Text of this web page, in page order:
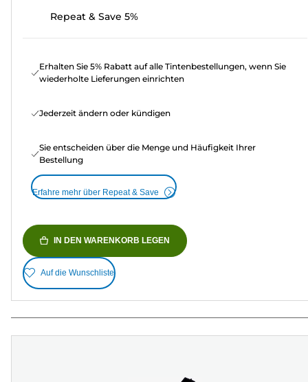
Repeat & Save 5%
Erhalten Sie 5% Rabatt auf alle Tintenbestellungen, wenn Sie
wiederholte Lieferungen einrichten
Jederzeit ändern oder kündigen
Sie entscheiden über die Menge und Häufigkeit Ihrer
Bestellung
Erfahre mehr über Repeat & Save
IN DEN WARENKORB LEGEN
Auf die Wunschliste